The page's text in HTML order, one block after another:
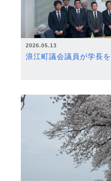
2026.05.13
浪江町議会議員が学長